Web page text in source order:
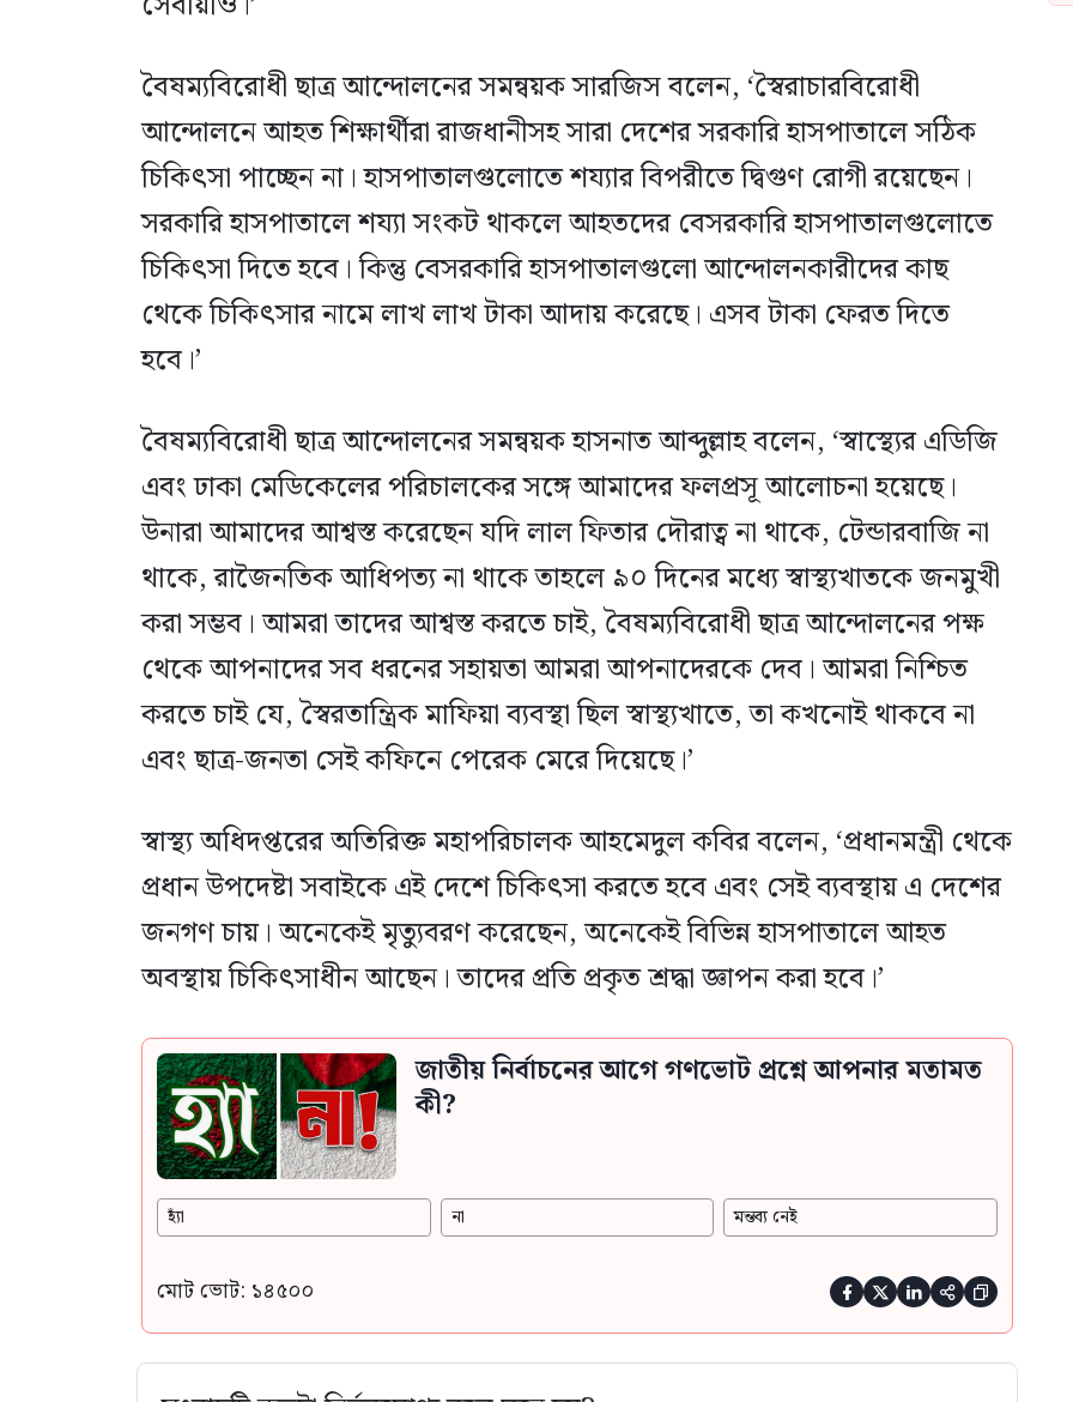
বৈষম্যবিরোধী ছাত্র আন্দোলনের সমন্বয়ক সারজিস বলেন, ‘স্বৈরাচারবিরোধী
আন্দোলনে আহত শিক্ষার্থীরা রাজধানীসহ সারা দেশের সরকারি হাসপাতালে সঠিক
চিকিৎসা পাচ্ছেন না। হাসপাতালগুলোতে শয্যার বিপরীতে দ্বিগুণ রোগী রয়েছেন।
সরকারি হাসপাতালে শয্যা সংকট থাকলে আহতদের বেসরকারি হাসপাতালগুলোতে
চিকিৎসা দিতে হবে। কিন্তু বেসরকারি হাসপাতালগুলো আন্দোলনকারীদের কাছ
থেকে চিকিৎসার নামে লাখ লাখ টাকা আদায় করেছে। এসব টাকা ফেরত দিতে
হবে।’
বৈষম্যবিরোধী ছাত্র আন্দোলনের সমন্বয়ক হাসনাত আব্দুল্লাহ বলেন, ‘স্বাস্থ্যের এডিজি
এবং ঢাকা মেডিকেলের পরিচালকের সঙ্গে আমাদের ফলপ্রসূ আলোচনা হয়েছে।
উনারা আমাদের আশ্বস্ত করেছেন যদি লাল ফিতার দৌরাত্ব না থাকে, টেন্ডারবাজি না
থাকে, রাজৈনতিক আধিপত্য না থাকে তাহলে ৯০ দিনের মধ্যে স্বাস্থ্যখাতকে জনমুখী
করা সম্ভব। আমরা তাদের আশ্বস্ত করতে চাই, বৈষম্যবিরোধী ছাত্র আন্দোলনের পক্ষ
থেকে আপনাদের সব ধরনের সহায়তা আমরা আপনাদেরকে দেব। আমরা নিশ্চিত
করতে চাই যে, স্বৈরতান্ত্রিক মাফিয়া ব্যবস্থা ছিল স্বাস্থ্যখাতে, তা কখনোই থাকবে না
এবং ছাত্র-জনতা সেই কফিনে পেরেক মেরে দিয়েছে।’
স্বাস্থ্য অধিদপ্তরের অতিরিক্ত মহাপরিচালক আহমেদুল কবির বলেন, ‘প্রধানমন্ত্রী থেকে
প্রধান উপদেষ্টা সবাইকে এই দেশে চিকিৎসা করতে হবে এবং সেই ব্যবস্থায় এ দেশের
জনগণ চায়। অনেকেই মৃত্যুবরণ করেছেন, অনেকেই বিভিন্ন হাসপাতালে আহত
অবস্থায় চিকিৎসাধীন আছেন। তাদের প্রতি প্রকৃত শ্রদ্ধা জ্ঞাপন করা হবে।’
জাতীয় নির্বাচনের আগে গণভোট প্রশ্নে আপনার মতামত
কী?
হ্যাঁ না মন্তব্য নেই
মোট ভোট: ১৪৫০০     